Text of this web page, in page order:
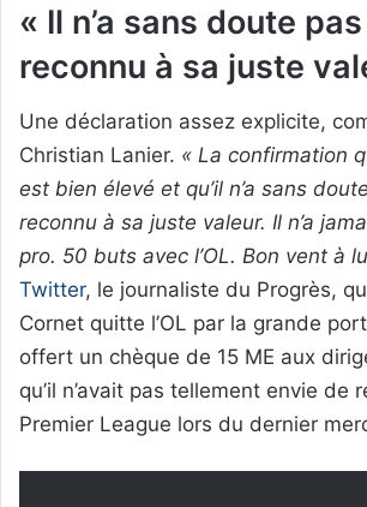
« Il n’a sans doute
reconnu à sa juste
Une déclaration assez explicite,
Christian Lanier. « La confirmation
est bien élevé et qu’il n’a sans
reconnu à sa juste valeur. Il n’a
pro. 50 buts avec l’OL. Bon vent à
Twitter, le journaliste du Progrès,
Cornet quitte l’OL par la grande
offert un chèque de 15 ME aux
qu’il n’avait pas tellement envie de
Premier League lors du dernier